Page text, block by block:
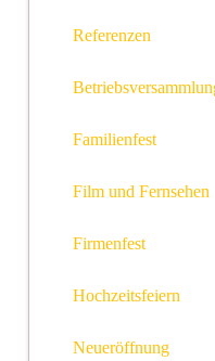
Referenzen
Familienfest
Film und Fernsehen
Firmenfest
Hochzeitsfeiern
Neueröffnung